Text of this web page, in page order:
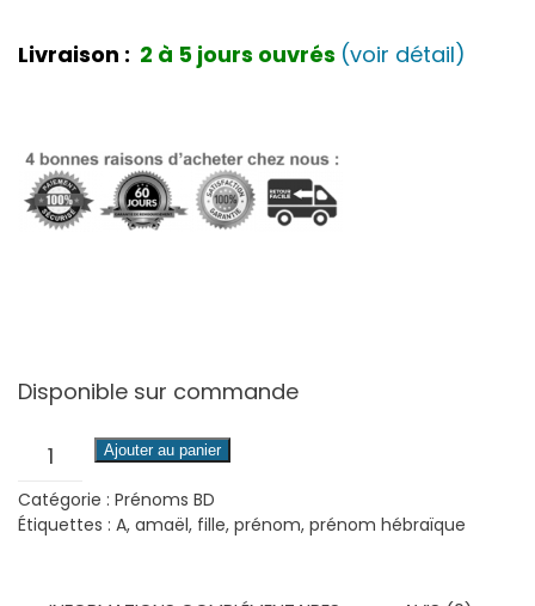
Livraison : 2 à 5 jours ouvrés (voir détail)
Disponible sur commande
quantité
Amaël
Ajouter au panier
Catégorie : Prénoms BD
Étiquettes : A, amaël, fille, prénom, prénom hébraïque